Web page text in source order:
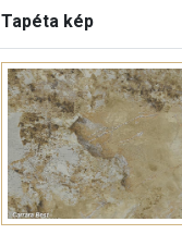
Tapéta kép